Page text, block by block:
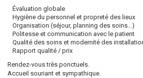
Évaluation globale
Hygiène du personnel et propreté des lieux
Organisation (séjour, planning des soins…)
Politesse et communication avec le patient
Qualité des soins et modernité des
Rapport qualité / prix
Rendez-vous très ponctuels.
Accueil souriant et sympathique.